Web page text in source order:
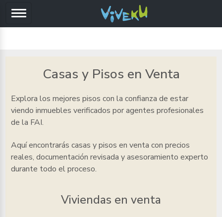
Casas y Pisos en Venta
Explora los mejores pisos con la confianza de estar
viendo inmuebles verificados por agentes profesionales
de la FAI.
Aquí encontrarás casas y pisos en venta con precios
reales, documentación revisada y asesoramiento experto
durante todo el proceso.
Viviendas en venta